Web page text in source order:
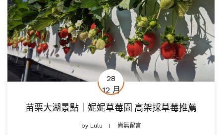
28
12 月
苗栗大湖景點｜妮妮草莓園 高架採草莓推薦
byLulu 尚無留言